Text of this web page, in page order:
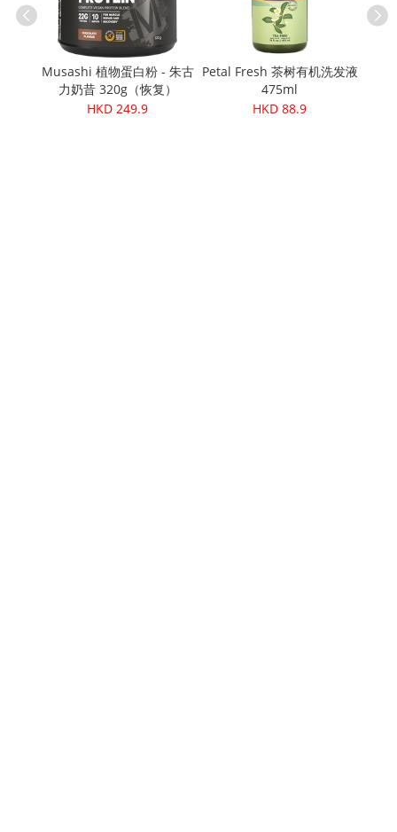
Musashi 植物蛋白粉 - 朱古
力奶昔 320g（恢复）
HKD 249.9
Petal Fresh 茶树有机洗发液
475ml
HKD 88.9